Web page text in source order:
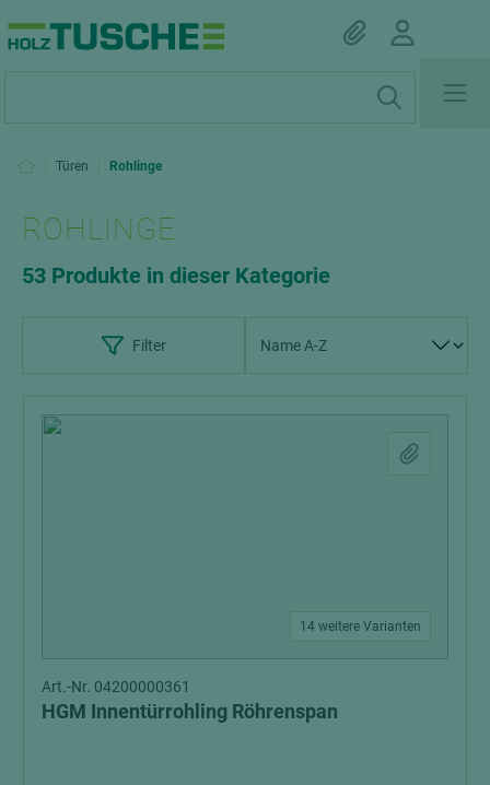
Türen Rohlinge
ROHLINGE
53 Produkte in dieser Kategorie
Filter
14 weitere Varianten
Art.-Nr. 04200000361
HGM Innentürrohling Röhrenspan